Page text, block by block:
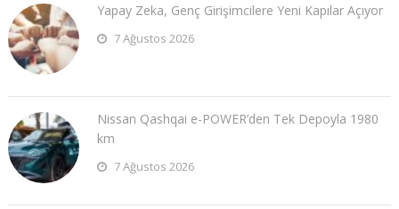
Yapay Zeka, Genç Girişimcilere Yeni Kapılar Açıyor
7 Ağustos 2026
Nissan Qashqai e-POWER’den Tek Depoyla 1980
km
7 Ağustos 2026